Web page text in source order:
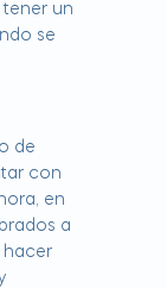
un
se
de
con
en
a
hacer